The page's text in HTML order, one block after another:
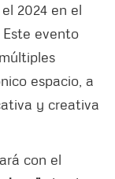
2024 en el
Este evento
espacio, a
y creativa
con el